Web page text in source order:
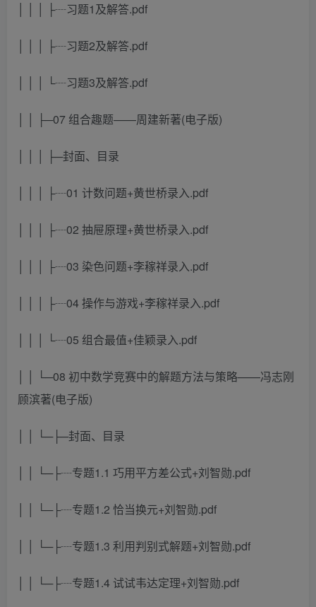
│ │ │ ├┈习题1及解答.pdf
│ │ │ ├┈习题2及解答.pdf
│ │ │ └┈习题3及解答.pdf
│ │ ├─07 组合趣题——周建新著(电子版)
│ │ │ ├─封面、目录
│ │ │ ├┈01 计数问题+黄世桥录入.pdf
│ │ │ ├┈02 抽屉原理+黄世桥录入.pdf
│ │ │ ├┈03 染色问题+李稼祥录入.pdf
│ │ │ ├┈04 操作与游戏+李稼祥录入.pdf
│ │ │ └┈05 组合最值+佳颖录入.pdf
│ │ └─08 初中数学竞赛中的解题方法与策略——冯志刚
顾滨著(电子版)
│ │ └─├─封面、目录
│ │ └─├┈专题1.1 巧用平方差公式+刘智勋.pdf
│ │ └─├┈专题1.2 恰当换元+刘智勋.pdf
│ │ └─├┈专题1.3 利用判别式解题+刘智勋.pdf
│ │ └─├┈专题1.4 试试韦达定理+刘智勋.pdf